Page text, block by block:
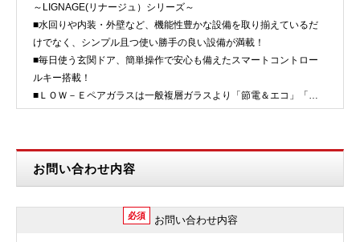
～LIGNAGE(リナージュ）シリーズ～
■水回りや内装・外壁など、機能性豊かな設備を取り揃えているだ
けでなく、シンプル且つ使い勝手の良い設備が満載！
■毎日使う玄関ドア、簡単操作で安心も備えたスマートコントロー
ルキー搭載！
■ＬＯＷ－Ｅペアガラスは一般複層ガラスより「節電＆エコ」「結
お問い合わせ内容
必須 お問い合わせ内容